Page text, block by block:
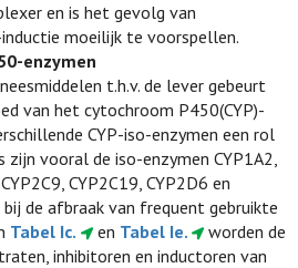
en is het gevolg van
moeilijk te voorspellen.
enzymen
t.h.v. de lever gebeurt
van het cytochroom P450(CYP)-
CYP-iso-enzymen een rol
zijn vooral de iso-enzymen CYP1A2,
CYP2C19, CYP2D6 en
bij de afbraak van frequent gebruikte
Tabel Ic. en Tabel Ie.
worden de
inhibitoren en inductoren van